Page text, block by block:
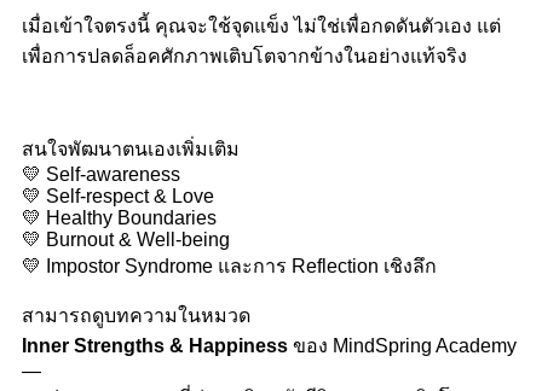
เมื่อเข้าใจตรงนี้ คุณจะใช้จุดแข็ง ไม่ใช่เพื่อกดดันตัวเอง แต่
เพื่อการปลดล็อคศักภาพเติบโตจากข้างในอย่างแท้จริง
สนใจพัฒนาตนเองเพิ่มเติม
💛 Self-awareness
💛 Self-respect & Love
💛 Healthy Boundaries
💛 Burnout & Well-being
💛 Impostor Syndrome และการ Reflection เชิงลึก
สามารถดูบทความในหมวด
Inner Strengths & Happiness ของ MindSpring Academy
—